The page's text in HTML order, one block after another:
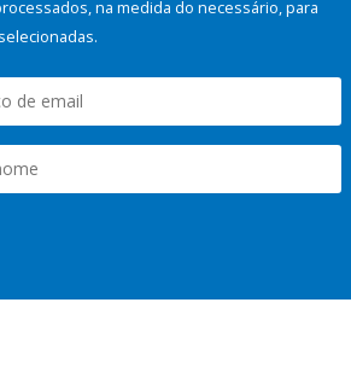
na medida do necessário, para